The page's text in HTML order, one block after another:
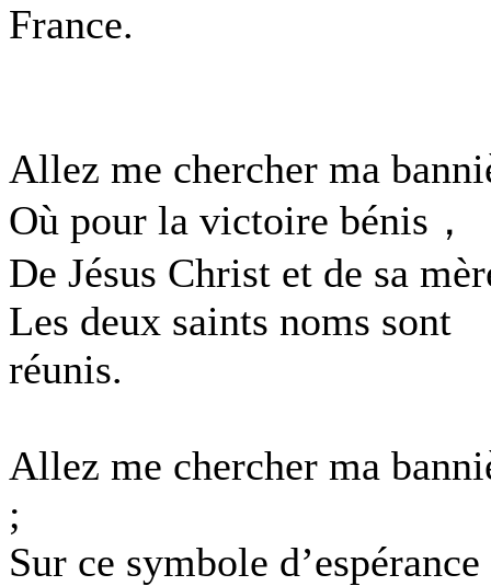
France.
Allez me chercher ma
Où pour la victoire bénis，
De Jésus Christ et de sa
Les deux saints noms sont
réunis.
Allez me chercher ma
;
Sur ce symbole d’espérance